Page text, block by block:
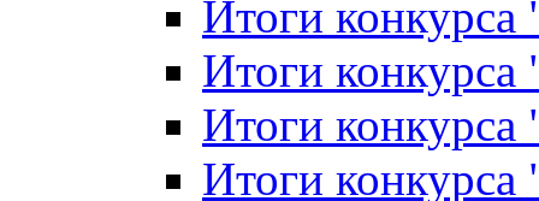
Итоги
Итоги конкурса
Итоги
Итоги